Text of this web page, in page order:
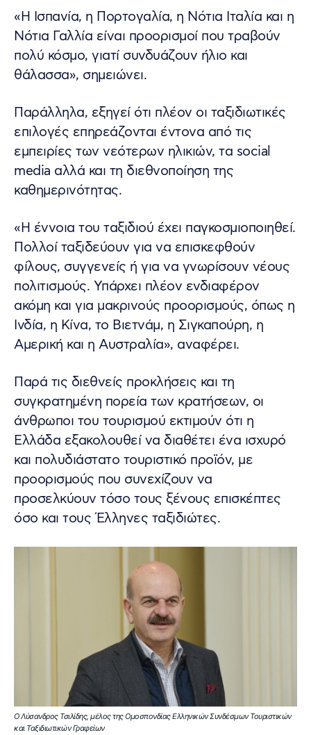
«Η Ισπανία, η Πορτογαλία, η Νότια Ιταλία και η
Νότια Γαλλία είναι προορισμοί που τραβούν
πολύ κόσμο, γιατί συνδυάζουν ήλιο και
θάλασσα», σημειώνει.
Παράλληλα, εξηγεί ότι πλέον οι ταξιδιωτικές
επιλογές επηρεάζονται έντονα από τις
εμπειρίες των νεότερων ηλικιών, τα social
media αλλά και τη διεθνοποίηση της
καθημερινότητας.
«Η έννοια του ταξιδιού έχει παγκοσμιοποιηθεί.
Πολλοί ταξιδεύουν για να επισκεφθούν
φίλους, συγγενείς ή για να γνωρίσουν νέους
πολιτισμούς. Υπάρχει πλέον ενδιαφέρον
ακόμη και για μακρινούς προορισμούς, όπως η
Ινδία, η Κίνα, το Βιετνάμ, η Σιγκαπούρη, η
Αμερική και η Αυστραλία», αναφέρει.
Παρά τις διεθνείς προκλήσεις και τη
συγκρατημένη πορεία των κρατήσεων, οι
άνθρωποι του τουρισμού εκτιμούν ότι η
Ελλάδα εξακολουθεί να διαθέτει ένα ισχυρό
και πολυδιάστατο τουριστικό προϊόν, με
προορισμούς που συνεχίζουν να
προσελκύουν τόσο τους ξένους επισκέπτες
όσο και τους Έλληνες ταξιδιώτες.
O Λύσανδρος Τσιλίδης, μέλος της Ομοσπονδίας Ελληνικών Συνδέσμων Τουριστικών
και Ταξιδιωτικών Γραφείων